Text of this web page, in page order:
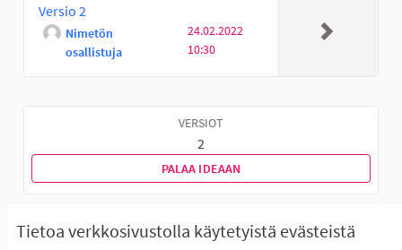
Tietoa verkkosivustolla käytetyistä evästeistä
Versio 2
Nimetön
osallistuja
24.02.2022
10:30
VERSIOT
2
PALAA IDEAAN